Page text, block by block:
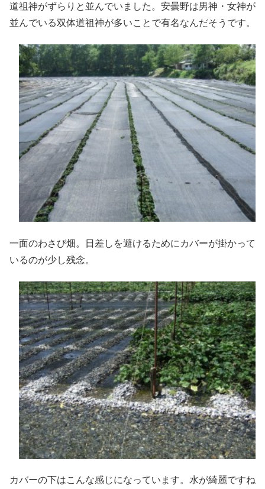
道祖神がずらりと並んでいました。安曇野は男神・女神が
並んでいる双体道祖神が多いことで有名なんだそうです。
一面のわさび畑。日差しを避けるためにカバーが掛かって
いるのが少し残念。
カバーの下はこんな感じになっています。水が綺麗ですね